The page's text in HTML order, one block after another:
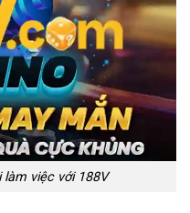
việc với 188V